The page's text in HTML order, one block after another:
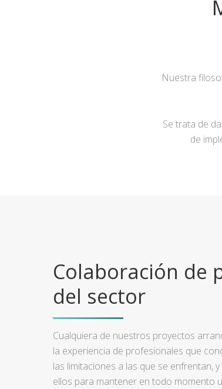
Nuestra
Se trata de
de
Colaboración de
del sector
Cualquiera de nuestros proyectos
la experiencia de profesionales que
las limitaciones a las que se enfrentan,
ellos para mantener en todo momento